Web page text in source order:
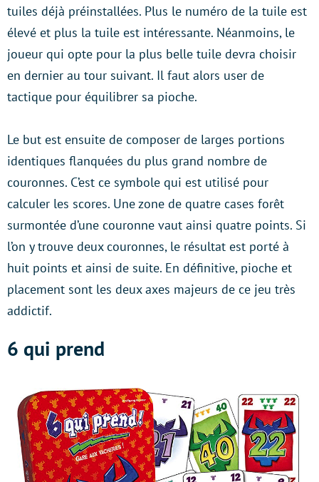
tuiles déjà préinstallées. Plus le numéro de la tuile est
élevé et plus la tuile est intéressante. Néanmoins, le
joueur qui opte pour la plus belle tuile devra choisir
en dernier au tour suivant. Il faut alors user de
tactique pour équilibrer sa pioche.
Le but est ensuite de composer de larges portions
identiques flanquées du plus grand nombre de
couronnes. C’est ce symbole qui est utilisé pour
calculer les scores. Une zone de quatre cases forêt
surmontée d’une couronne vaut ainsi quatre points. Si
l’on y trouve deux couronnes, le résultat est porté à
huit points et ainsi de suite. En définitive, pioche et
placement sont les deux axes majeurs de ce jeu très
addictif.
6 qui prend